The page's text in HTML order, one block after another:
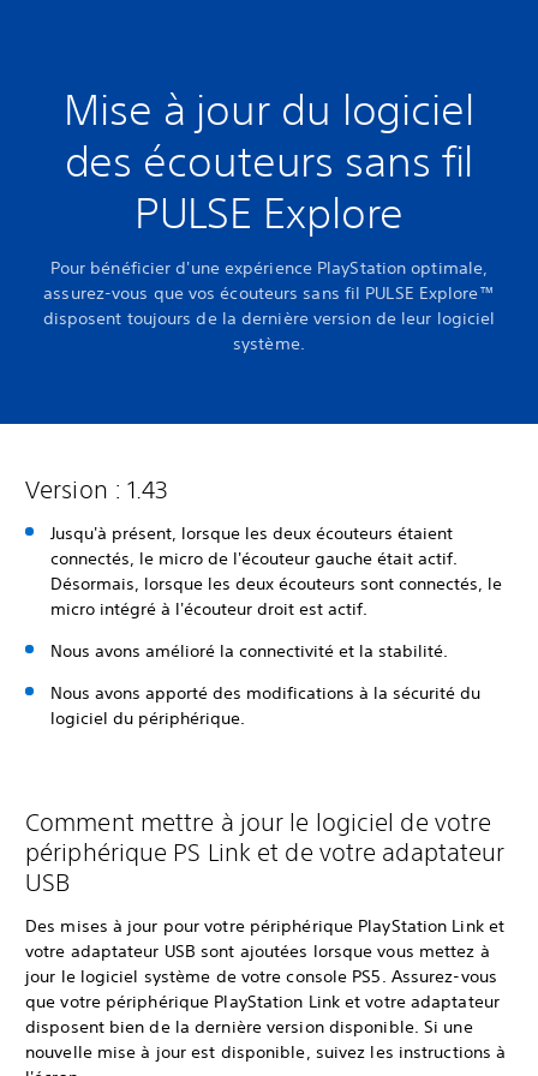
Mise à jour du logiciel
des écouteurs sans fil
PULSE Explore
Pour bénéficier d'une expérience PlayStation optimale,
assurez-vous que vos écouteurs sans fil PULSE Explore™
disposent toujours de la dernière version de leur logiciel
système.
Version : 1.43
Jusqu'à présent, lorsque les deux écouteurs étaient
connectés, le micro de l'écouteur gauche était actif.
Désormais, lorsque les deux écouteurs sont connectés, le
micro intégré à l'écouteur droit est actif.
Nous avons amélioré la connectivité et la stabilité.
Nous avons apporté des modifications à la sécurité du
logiciel du périphérique.
Comment mettre à jour le logiciel de votre
périphérique PS Link et de votre adaptateur
USB
Des mises à jour pour votre périphérique PlayStation Link et
votre adaptateur USB sont ajoutées lorsque vous mettez à
jour le logiciel système de votre console PS5. Assurez-vous
que votre périphérique PlayStation Link et votre adaptateur
disposent bien de la dernière version disponible. Si une
nouvelle mise à jour est disponible, suivez les instructions à